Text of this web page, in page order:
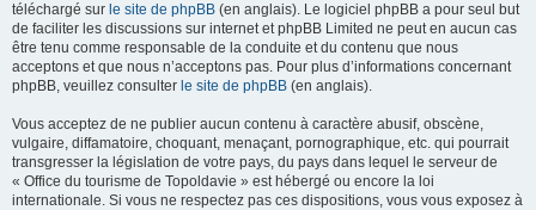
téléchargé sur le site de phpBB (en anglais). Le logiciel phpBB a pour seul but
de faciliter les discussions sur internet et phpBB Limited ne peut en aucun cas
être tenu comme responsable de la conduite et du contenu que nous
acceptons et que nous n’acceptons pas. Pour plus d’informations concernant
phpBB, veuillez consulter le site de phpBB (en anglais).
Vous acceptez de ne publier aucun contenu à caractère abusif, obscène,
vulgaire, diffamatoire, choquant, menaçant, pornographique, etc. qui pourrait
transgresser la législation de votre pays, du pays dans lequel le serveur de
« Office du tourisme de Topoldavie » est hébergé ou encore la loi
internationale. Si vous ne respectez pas ces dispositions, vous vous exposez à